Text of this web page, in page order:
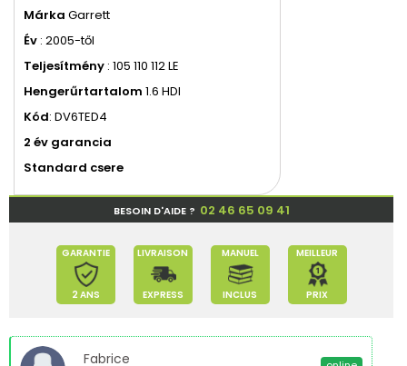
Márka Garrett
Év : 2005-től
Teljesítmény : 105 110 112 LE
Hengerűrtartalom 1.6 HDI
Kód: DV6TED4
2 év garancia
Standard csere
BESOIN D'AIDE ? 02 46 65 09 41
GARANTIE
2 ANS
LIVRAISON
EXPRESS
MANUEL
INCLUS
MEILLEUR
PRIX
Fabrice